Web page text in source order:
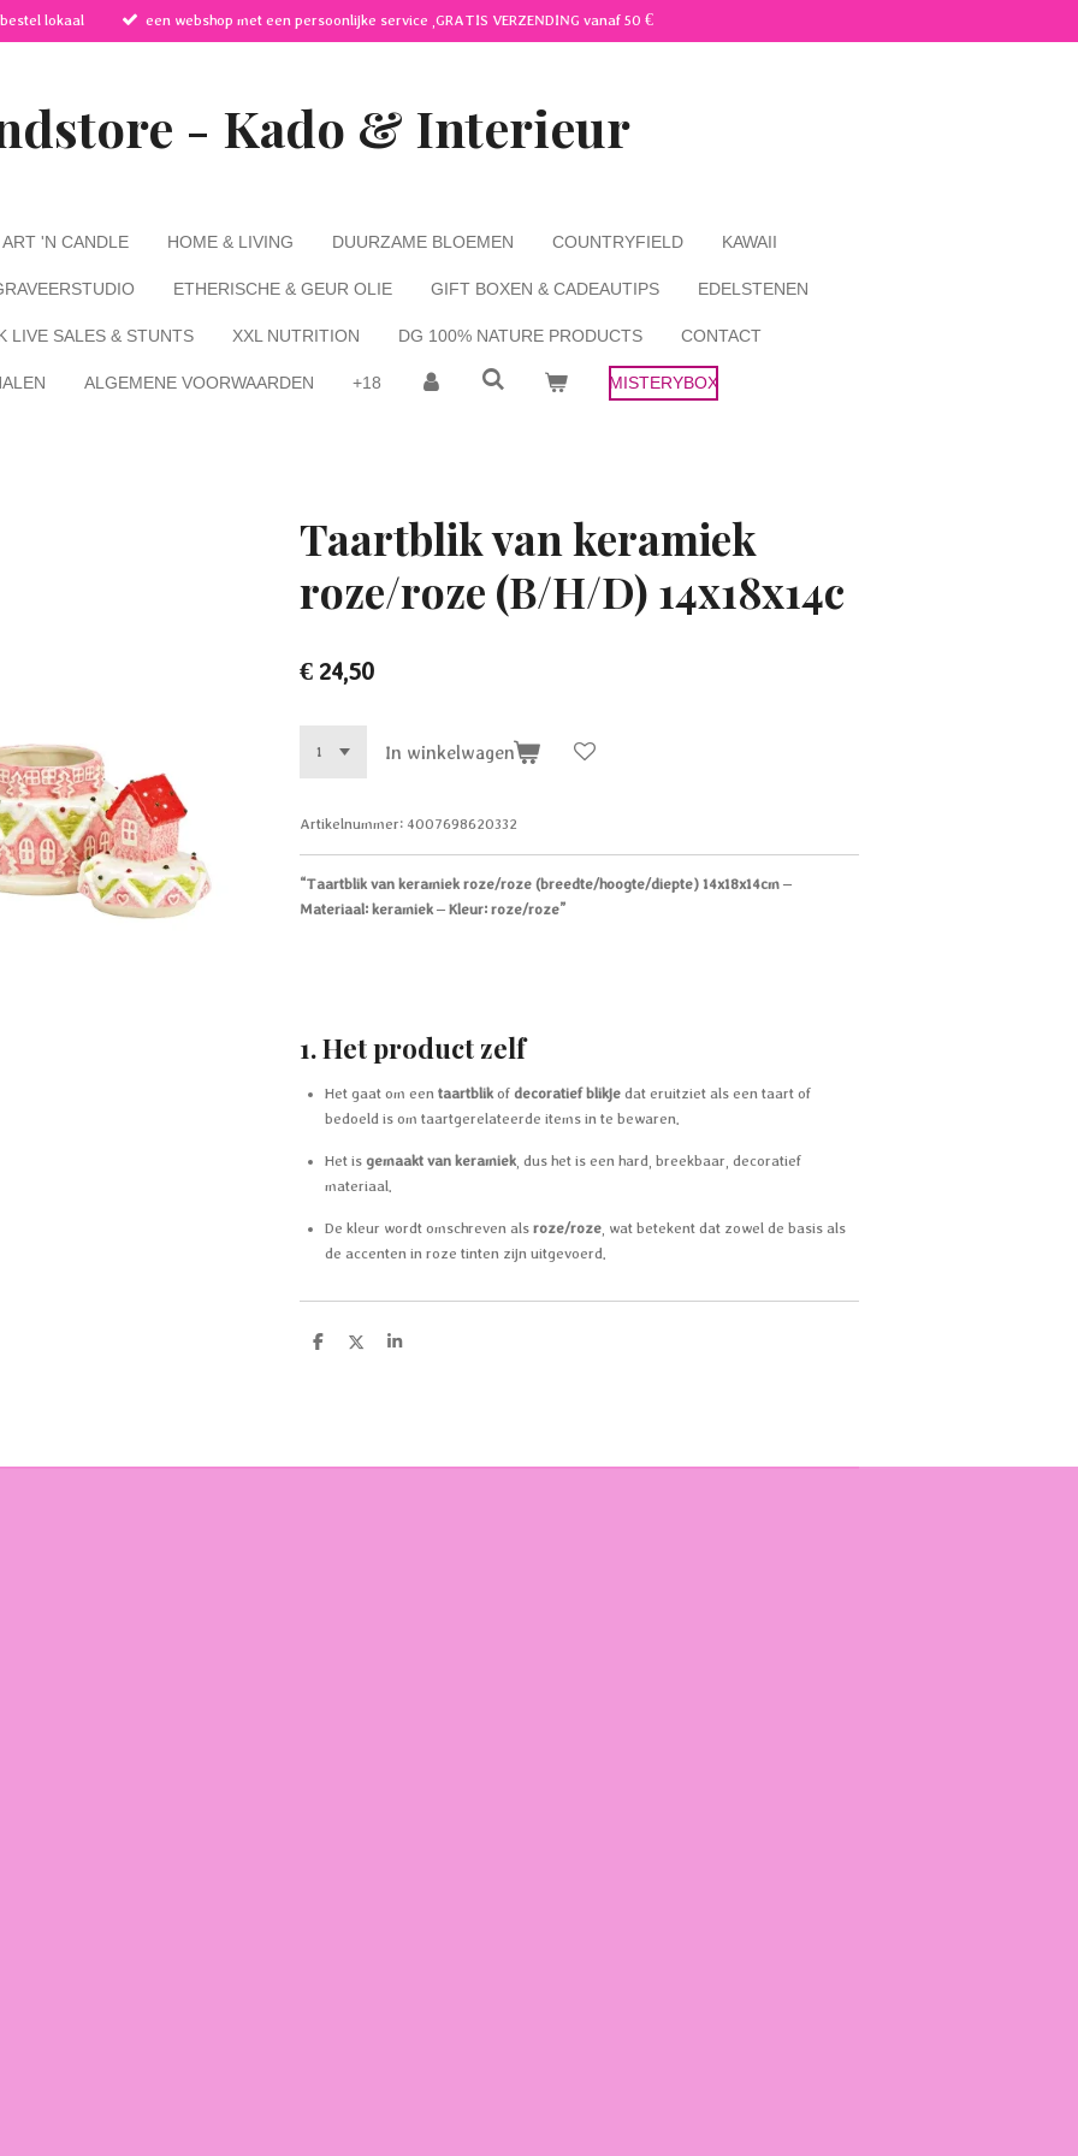
lokaal een webshop met een persoonlijke service ,GRATIS VERZENDING vanaf 50 €
- Kado & Interieur
ART 'N CANDLE HOME & LIVING DUURZAME BLOEMEN COUNTRYFIELD KAWAII
ETHERISCHE & GEUR OLIE GIFT BOXEN & CADEAUTIPS EDELSTENEN
LIVE SALES & STUNTS XXL NUTRITION DG 100% NATURE PRODUCTS CONTACT
ALGEMENE VOORWAARDEN +18 MISTERYBOX
Taartblik van keramiek
roze/roze (B/H/D) 14x18x14c
€ 24,50
In winkelwagen
Artikelnummer: 4007698620332
“Taartblik van keramiek roze/roze (breedte/hoogte/diepte) 14x18x14cm –
Materiaal: keramiek – Kleur: roze/roze”
1.Het product zelf
Het gaat om een taartblik of decoratief blikje dat eruitziet als een taart of
bedoeld is om taartgerelateerde items in te bewaren.
Het is gemaakt van keramiek , dus het is een hard, breekbaar, decoratief
materiaal.
De kleur wordt omschreven als roze/roze , wat betekent dat zowel de basis als
de accenten in roze tinten zijn uitgevoerd.
D
D
S